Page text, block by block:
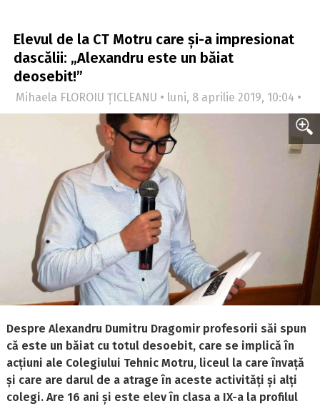
Elevul de la CT Motru care și-a impresionat
dascălii: „Alexandru este un băiat
deosebit!”
Mihaela FLOROIU ȚICLEANU • luni, 8 aprilie 2019, 10:04 •
Despre Alexandru Dumitru Dragomir profesorii săi spun
că este un băiat cu totul desoebit, care se implică în
acțiuni ale Colegiului Tehnic Motru, liceul la care învață
și care are darul de a atrage în aceste activități și alți
colegi. Are 16 ani și este elev în clasa a IX-a la profilul